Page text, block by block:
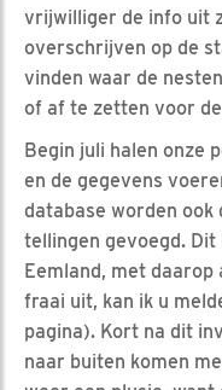
vrijwilliger de info uit
overschrijven op de
vinden waar de
of af te zetten voor
Begin juli halen onze
en de gegevens
database worden ook
tellingen gevoegd.
Eemland, met daarop
fraai uit, kan ik u
pagina). Kort na dit
naar buiten komen